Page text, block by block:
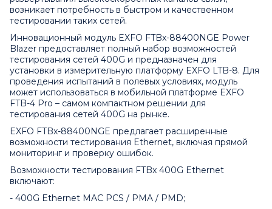
возникает потребность в быстром и качественном
тестировании таких сетей.
Инновационный модуль EXFO FTBx-88400NGE Power
Blazer предоставляет полный набор возможностей
тестирования сетей 400G и предназначен для
установки в измерительную платформу EXFO LTB-8. Для
проведения испытаний в полевых условиях, модуль
может использоваться в мобильной платформе EXFO
FTB-4 Pro – самом компактном решении для
тестирования сетей 400G на рынке.
EXFO FTBx-88400NGE предлагает расширенные
возможности тестирования Ethernet, включая прямой
мониторинг и проверку ошибок.
Возможности тестирования FTBx 400G Ethernet
включают:
- 400G Ethernet MAC PCS / PMA / PMD;